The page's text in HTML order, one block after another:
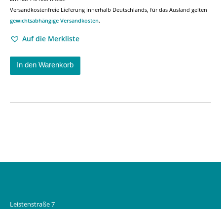
Versandkostenfreie Lieferung innerhalb Deutschlands, für das Ausland gelten
gewichtsabhängige Versandkosten.
Auf die Merkliste
In den Warenkorb
Leistenstraße 7